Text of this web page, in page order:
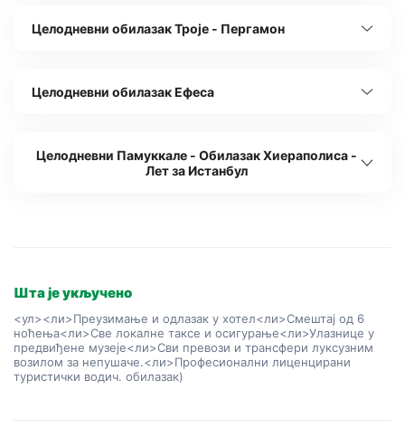
Целодневни обилазак Троје - Пергамон
Целодневни обилазак Ефеса
Целодневни Памуккале - Обилазак Хиераполиса -
Лет за Истанбул
Шта је укључено
<ул><ли>Преузимање и одлазак у хотел<ли>Смештај од 6
ноћења<ли>Све локалне таксе и осигурање<ли>Улазнице у
предвиђене музеје<ли>Сви превози и трансфери луксузним
возилом за непушаче.<ли>Професионални лиценцирани
туристички водич. обилазак)